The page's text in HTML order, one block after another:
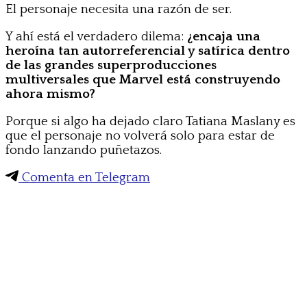
El personaje necesita una razón de ser.
Y ahí está el verdadero dilema: ¿encaja una
heroína tan autorreferencial y satírica dentro
de las grandes superproducciones
multiversales que Marvel está construyendo
ahora mismo?
Porque si algo ha dejado claro Tatiana Maslany es
que el personaje no volverá solo para estar de
fondo lanzando puñetazos.
Comenta en Telegram